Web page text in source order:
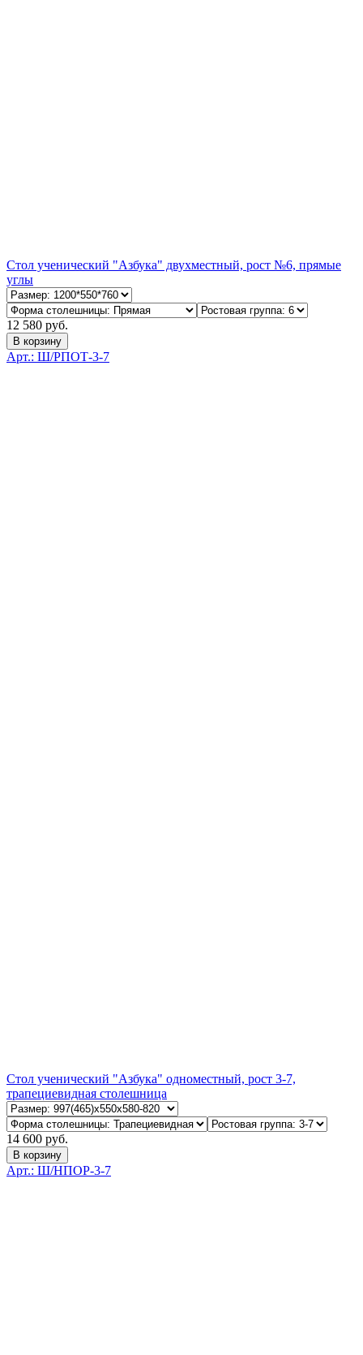
Стол ученический "Азбука" двухместный, рост №6, прямые
углы
12 580 руб.
В корзину
Арт.: Ш/РПОТ-3-7
Стол ученический "Азбука" одноместный, рост 3-7,
трапециевидная столешница
14 600 руб.
В корзину
Арт.: Ш/НПОР-3-7